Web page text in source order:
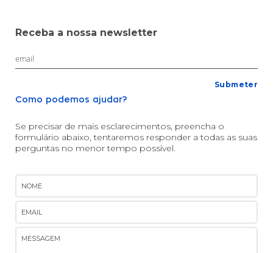
Receba a nossa newsletter
Como podemos ajudar?
Se precisar de mais esclarecimentos, preencha o
formulário abaixo, tentaremos responder a todas as suas
perguntas no menor tempo possível.